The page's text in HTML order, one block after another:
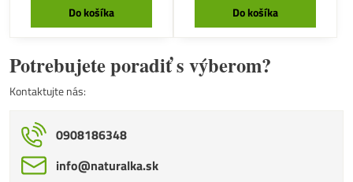
Do košíka Do košíka
Potrebujete poradiť s výberom?
Kontaktujte nás:
0908186348
info​@naturalka​.sk